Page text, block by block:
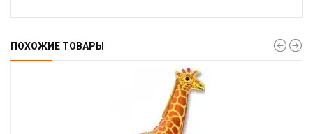
ПОХОЖИЕ ТОВАРЫ